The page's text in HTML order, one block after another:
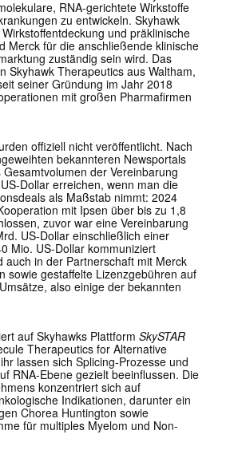
RNA-gerichtete Wirkstoffe
zu entwickeln. Skyhawk
und präklinische
Merck für die anschließende klinische
zuständig sein wird. Das
Skyhawk Therapeutics aus Waltham,
seiner Gründung im Jahr 2018
mit großen Pharmafirmen
offiziell nicht veröffentlicht. Nach
bekannteren Newsportals
der Vereinbarung
Dollar erreichen, wenn man die
als Maßstab nimmt: 2024
mit Ipsen über bis zu 1,8
zuvor war eine Vereinbarung
US-Dollar einschließlich einer
Mio. US-Dollar kommuniziert
auch in der Partnerschaft mit Merck
sowie gestaffelte Lizenzgebühren auf
also einige der bekannten
auf Skyhawks Plattform SkySTAR
Therapeutics for Alternative
lassen sich Splicing-Prozesse und
RNA-Ebene gezielt beeinflussen. Die
konzentriert sich auf
Indikationen, darunter ein
Chorea Huntington sowie
für multiples Myelom und Non-